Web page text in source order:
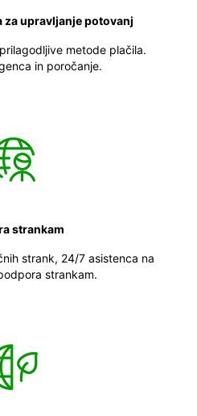
upravljanje potovanj
metode plačila.
in poročanje.
strankam
strank, 24/7 asistenca na
strankam.